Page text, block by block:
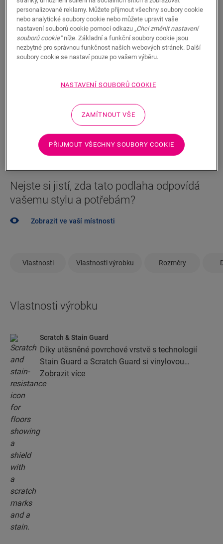
1 150,00CZK/m²
Doporučená maloobchodní cena (vč. DPH)
Najděte nejbližšího prodejce
vždy nablízku.
HLEDAT
Nejste si jistí, zda tato podlaha odpovídá
vašemu stylu a potřebám?
Zobrazit ve vaší místnosti
Vlastnosti Vlastnosti výrobku Rozměry
Vlastnosti výrobku
Scratch & Stain Guard
Díky utěsněné povrchové vrstvě s technologií
Stain Guard a Scratch Guard si vinylovou
podlahu budete moci užívat spoustu let. Tato
vrstva zajišťuje mimořádnou ochranu před
Zobrazit více
personalizované reklamy. Můžete přijmout všechny soubory cookie
nebo analytické soubory cookie nebo můžete upravit vaše
nastavení souborů cookie pomocí odkazu „Chci změnit nastavení
souborů cookie“níže. Základní a funkční soubory cookie jsou
nezbytné pro správnou funkčnost našich webových stránek. Další
soubory cookie se nastaví pouze po vašem výběru.
NASTAVENÍ SOUBORŮ COOKIE
ZAMÍTNOUT VŠE
PŘIJMOUT VŠECHNY SOUBORY COOKIE